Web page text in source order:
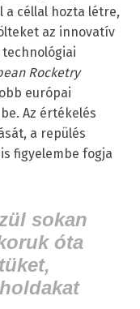
a céllal hozta létre,
az innovatív
Rocketry
európai
Az értékelés
a repülés
figyelembe fogja
sokan
óta